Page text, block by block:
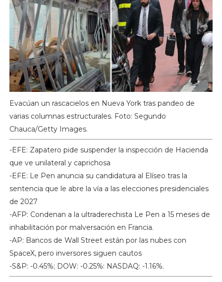
Evacúan un rascacielos en Nueva York tras pandeo de
varias columnas estructurales. Foto: Segundo
Chauca/Getty Images.
-EFE: Zapatero pide suspender la inspección de Hacienda
que ve unilateral y caprichosa
-EFE: Le Pen anuncia su candidatura al Elíseo tras la
sentencia que le abre la vía a las elecciones presidenciales
de 2027
-AFP: Condenan a la ultraderechista Le Pen a 15 meses de
inhabilitación por malversación en Francia.
-AP: Bancos de Wall Street están por las nubes con
SpaceX, pero inversores siguen cautos
-S&P: -0.45%; DOW: -0.25%: NASDAQ: -1.16%.